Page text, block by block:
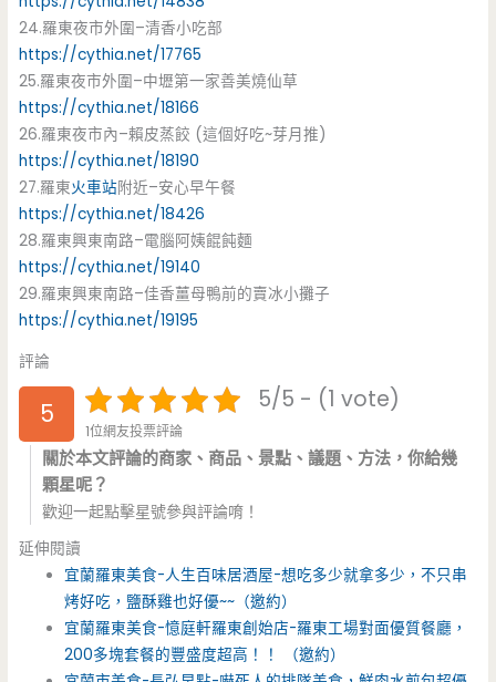
24.羅東夜市外圍–清香小吃部
https://cythia.net/17765
25.羅東夜市外圍–中壢第一家善美燒仙草
https://cythia.net/18166
26.羅東夜市內–賴皮蒸餃 (這個好吃~芽月推)
https://cythia.net/18190
27.羅東火車站附近–安心早午餐
https://cythia.net/18426
28.羅東興東南路–電腦阿姨餛飩麵
https://cythia.net/19140
29.羅東興東南路–佳香薑母鴨前的賣冰小攤子
https://cythia.net/19195
評論
5 5/5 - (1 vote)
1位網友投票評論
關於本文評論的商家、商品、景點、議題、方法，你給幾
顆星呢？
歡迎一起點擊星號參與評論唷！
延伸閱讀
宜蘭羅東美食-人生百味居酒屋-想吃多少就拿多少，不只串
烤好吃，鹽酥雞也好優~~（邀約）
宜蘭羅東美食-憶庭軒羅東創始店-羅東工場對面優質餐廳，
200多塊套餐的豐盛度超高！！ （邀約）